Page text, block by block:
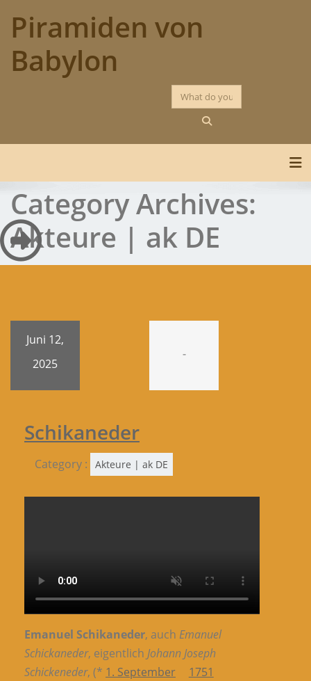
content
Piramiden von
Babylon
Category Archives:
Akteure | ak DE
Juni 12,
2025
-
Schikaneder
Category : Akteure | ak DE
Emanuel Schikaneder, auch Emanuel
Schickaneder, eigentlich Johann Joseph
Schickeneder, (* 1. September
1751